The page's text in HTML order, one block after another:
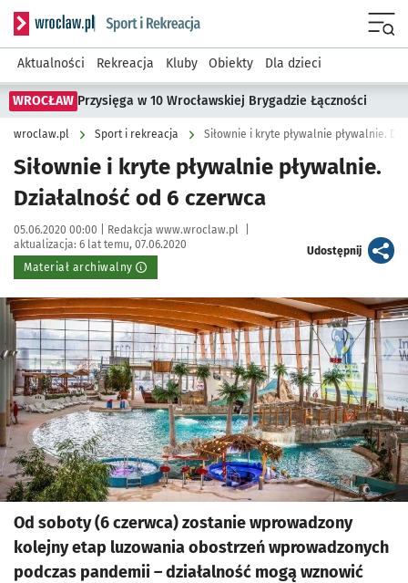
Serwis informacyjny wroclaw.pl podserwis: Sport i rekreacja
Aktualności Rekreacja Kluby Obiekty Dla dzieci
WROCŁAW Przysięga w 10 Wrocławskiej Brygadzie Łączności
wroclaw.pl Sport i rekreacja Siłownie i kryte pływalnie pływalnie.
Siłownie i kryte pływalnie pływalnie.
Działalność od 6 czerwca
Data publikacji:
05.06.2020 00:00 | Autor:
Redakcja www.wroclaw.pl
aktualizacja: 6 lat temu, 07.06.2020
Materiał archiwalny
Udostępnijartykuł
Kliknij, aby powiększyć
Od soboty (6 czerwca) zostanie wprowadzony
kolejny etap luzowania obostrzeń wprowadzonych
podczas pandemii – działalność mogą wznowić